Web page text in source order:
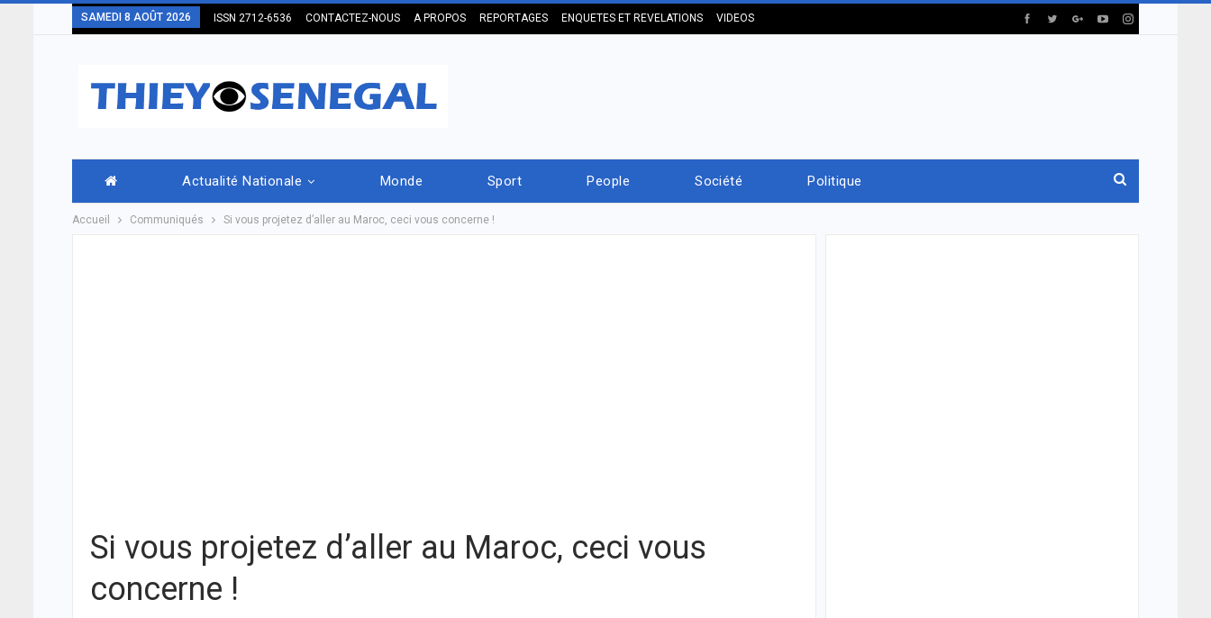
SAMEDI 8 AOÛT 2026 ISSN 2712-6536 CONTACTEZ-NOUS A PROPOS REPORTAGES ENQUETES ET REVELATIONS VIDEOS
Actualité Nationale Monde Sport People Société Politique
Accueil Communiqués Si vous projetez d’aller au Maroc, ceci vous concerne !
Si vous projetez d’aller au Maroc, ceci vous
concerne !